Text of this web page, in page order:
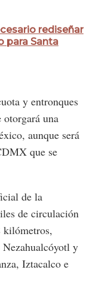
rediseñar
para Santa
y entronques
otorgará una
aunque será
que se
de la
de circulación
kilómetros,
y
Iztacalco e